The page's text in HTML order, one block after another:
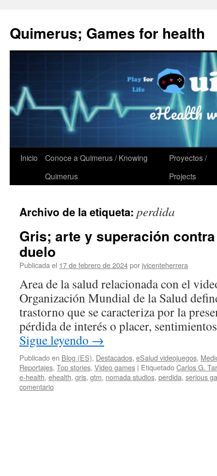
Quimerus; Games for health
Saltar
Inicio
Conoce a Quimerus / Knowing
Quimerus
Proyectos /
Projects
Archivo de la etiqueta: perdida
Gris; arte y superación
duelo
Publicada el 17 de febrero de 2024por jvicenteherrera
Area de la salud relacionada con el
Organización Mundial de la Salud
trastorno que se caracteriza por la
pérdida de interés o placer,
Sigue leyendo →
Publicado en Blog (ES), Destacados, eSalud videojuegos,
Reportajes, Top stories, Video games | EtiquetadoCarlos G.
e-health, ehealth, gris, gtm, nomada studios, perdida, serious
comentario